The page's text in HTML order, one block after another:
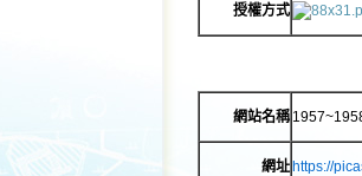
授權方式
網站名稱
網址 https://